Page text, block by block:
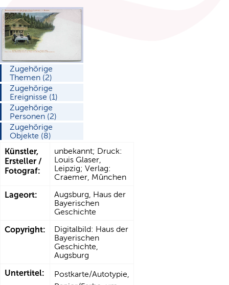
Zugehörige
Themen (2)
Zugehörige
Ereignisse (1)
Zugehörige
Personen (2)
Zugehörige
Objekte (8)
Künstler,
Ersteller /
Fotograf:
unbekannt; Druck:
Louis Glaser,
Leipzig; Verlag:
Craemer, München
Lageort:
Augsburg, Haus der
Bayerischen
Geschichte
Copyright:
Digitalbild: Haus der
Bayerischen
Geschichte,
Augsburg
Untertitel:
Postkarte/Autotypie,